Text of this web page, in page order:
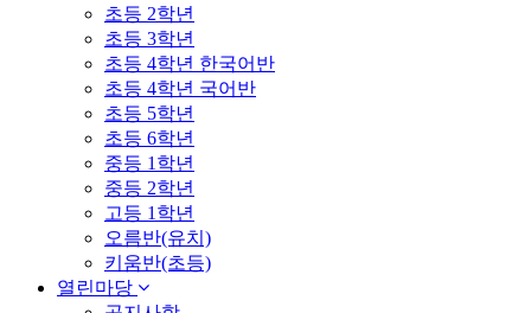
초등 2학년
초등 3학년
초등 4학년 한국어반
초등 4학년 국어반
초등 5학년
초등 6학년
중등 1학년
중등 2학년
고등 1학년
오름반(유치)
키움반(초등)
열린마당